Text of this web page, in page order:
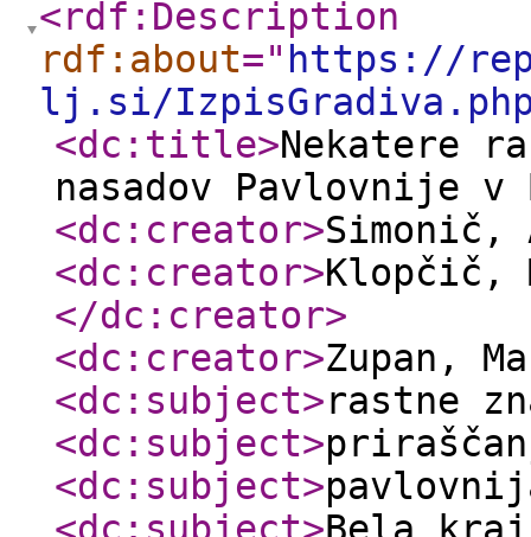
<rdf:Description
rdf:about=" https://
lj.si/
<dc:title>Nekatere
nasadov Pavlovnije
<dc:creator>
<dc:creator>Klopčič,
</dc:creator>
<dc:creator>Zupan,
<dc:subject>rastne
<dc:subject>
<dc:subject>